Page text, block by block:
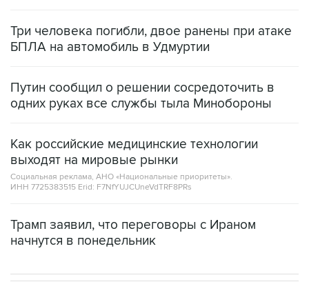
Три человека погибли, двое ранены при атаке
БПЛА на автомобиль в Удмуртии
Путин сообщил о решении сосредоточить в
одних руках все службы тыла Минобороны
Как российские медицинские технологии
выходят на мировые рынки
Социальная реклама, АНО «Национальные приоритеты».
ИНН 7725383515 Erid: F7NfYUJCUneVdTRF8PRs
Трамп заявил, что переговоры с Ираном
начнутся в понедельник